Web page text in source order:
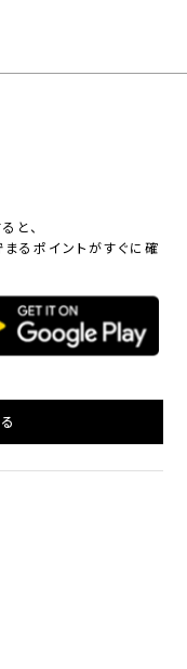
と、
るポイントがすぐに確